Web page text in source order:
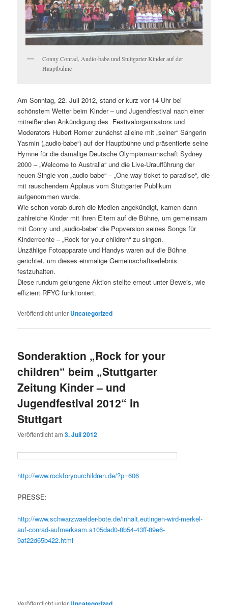
Conny Conrad, Audio-babe und Stuttgarter Kinder auf der
Hauptbühne
Am Sonntag, 22. Juli 2012, stand er kurz vor 14 Uhr bei
schönstem Wetter beim Kinder – und Jugendfestival nach einer
mitreißenden Ankündigung des Festivalorganisators und
Moderators Hubert Romer zunächst alleine mit „seiner“ Sängerin
Yasmin („audio-babe“) auf der Hauptbühne und präsentierte seine
Hymne für die damalige Deutsche Olympiamannschaft Sydney
2000 – „Welcome to Australia“ und die Live-Uraufführung der
neuen Single von „audio-babe“ – „One way ticket to paradise“, die
mit rauschendem Applaus vom Stuttgarter Publikum
aufgenommen wurde.
Wie schon vorab durch die Medien angekündigt, kamen dann
zahlreiche Kinder mit ihren Eltern auf die Bühne, um gemeinsam
mit Conny und „audio-babe“ die Popversion seines Songs für
Kinderrechte – „Rock for your children“ zu singen.
Unzählige Fotoapparate und Handys waren auf die Bühne
gerichtet, um dieses einmalige Gemeinschaftserlebnis
festzuhalten.
Diese rundum gelungene Aktion stellte erneut unter Beweis, wie
effizient RFYC funktioniert.
Veröffentlicht unter Uncategorized
Sonderaktion „Rock for your
children“ beim „Stuttgarter
Zeitung Kinder – und
Jugendfestival 2012“ in
Stuttgart
Veröffentlicht am3. Juli 2012
http://www.rockforyourchildren.de/?p=606
PRESSE:
http://www.schwarzwaelder-bote.de/inhalt.eutingen-wird-merkel-
auf-conrad-aufmerksam.a105dad0-8b54-43ff-89e6-
9af22d65b422.html
Veröffentlicht unter